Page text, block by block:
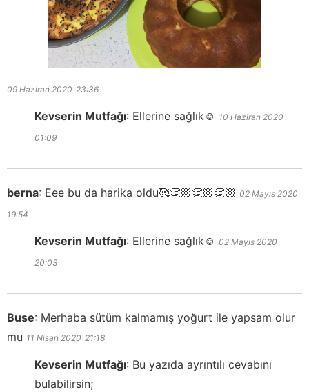
09 Haziran 2020 23:36
Kevserin Mutfağı: Ellerine sağlık☺️ 10 Haziran 2020
01:09
berna: Eee bu da harika oldu🥰👏🏼👏🏼👏🏼 02 Mayıs 2020
19:54
Kevserin Mutfağı: Ellerine sağlık☺️ 02 Mayıs 2020
20:03
Buse: Merhaba sütüm kalmamış yoğurt ile yapsam olur
mu 11 Nisan 2020 21:18
Kevserin Mutfağı: Bu yazıda ayrıntılı cevabını
bulabilirsin;